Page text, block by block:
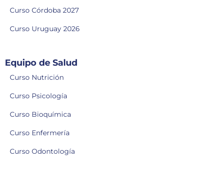
Curso Córdoba 2027
Curso Uruguay 2026
Equipo de Salud
Curso Nutrición
Curso Psicología
Curso Bioquímica
Curso Enfermería
Curso Odontología